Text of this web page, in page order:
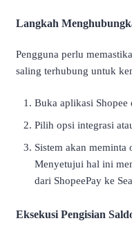
Langkah
Pengguna perlu
saling terhubung untuk
Buka aplikasi Shopee
Pilih opsi integrasi
Sistem akan meminta
Menyetujui hal ini
dari ShopeePay ke
Eksekusi Pengisian